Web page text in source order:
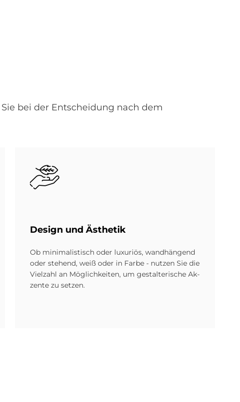
bei der Entscheidung nach dem
Bild
De­sign und Äs­the­tik
Ob minimalistisch oder luxuriös, wand­hängend
oder stehend, weiß oder in Farbe - nutzen Sie die
Viel­zahl an Möglich­keiten, um gestalterische Ak­
zente zu setzen.